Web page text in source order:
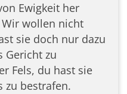
Ewigkeit her
wollen nicht
sie doch nur dazu
Gericht zu
Fels, du hast sie
zu bestrafen.